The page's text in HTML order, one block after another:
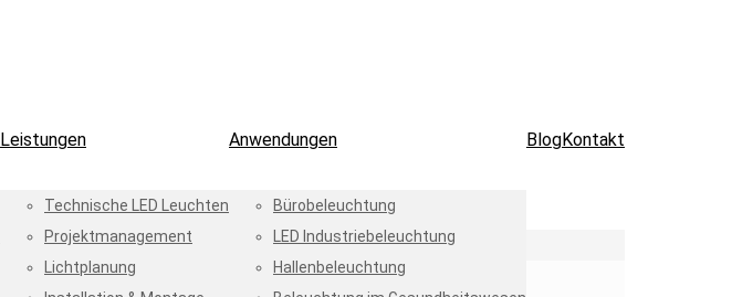
Leistungen
Technische LED Leuchten
Projektmanagement
Lichtplanung
Anwendungen
Bürobeleuchtung
LED Industriebeleuchtung
Hallenbeleuchtung
BlogKontakt